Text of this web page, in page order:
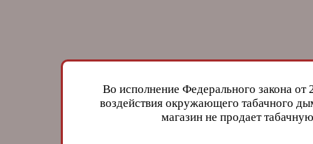
Во исполнение Федерального закона
воздействия окружающего табачного
магазин не продает